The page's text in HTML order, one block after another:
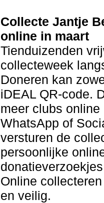
Collecte Jantje
online in maart
Tienduizenden
collecteweek
Doneren kan
iDEAL QR-code.
meer clubs
WhatsApp of
versturen de
persoonlijke
Online
en veilig.